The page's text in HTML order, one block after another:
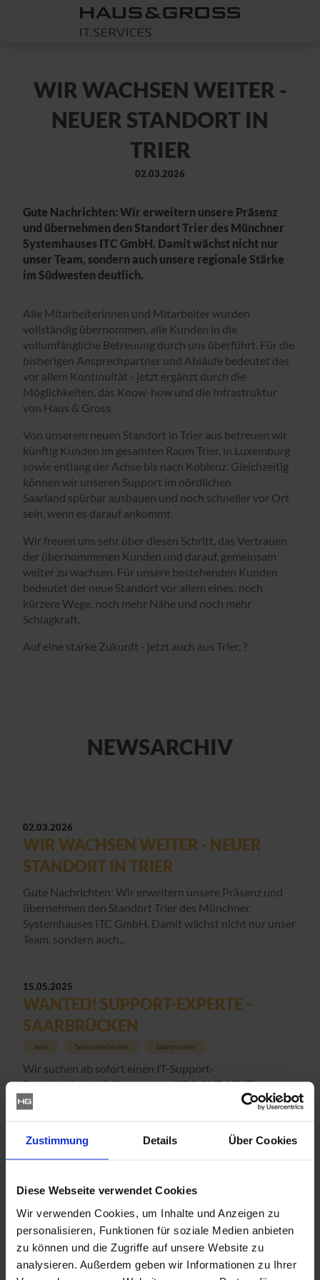
Zustimmung Details Über Cookies
Diese Webseite verwendet Cookies
Wir verwenden Cookies, um Inhalte und Anzeigen zu
personalisieren, Funktionen für soziale Medien anbieten
zu können und die Zugriffe auf unsere Website zu
analysieren. Außerdem geben wir Informationen zu Ihrer
WIR WACHSEN WEITER -
NEUER STANDORT IN
TRIER
02.03.2026
Gute Nachrichten: Wir erweitern unsere Präsenz
und übernehmen den Standort Trier des Münchner
Systemhauses ITC GmbH. Damit wächst nicht nur
unser Team, sondern auch unsere regionale Stärke
im Südwesten deutlich.
Alle Mitarbeiterinnen und Mitarbeiter wurden
vollständig übernommen, alle Kunden in die
vollumfängliche Betreuung durch uns überführt. Für die
bisherigen Ansprechpartner und Abläufe bedeutet das
vor allem Kontinuität - jetzt ergänzt durch die
Möglichkeiten, das Know-how und die Infrastruktur
von Haus & Gross.
Von unserem neuen Standort in Trier aus betreuen wir
künftig Kunden im gesamten Raum Trier, in Luxemburg
sowie entlang der Achse bis nach Koblenz. Gleichzeitig
können wir unseren Support im nördlichen
Saarland spürbar ausbauen und noch schneller vor Ort
sein, wenn es darauf ankommt.
Wir freuen uns sehr über diesen Schritt, das Vertrauen
der übernommenen Kunden und darauf, gemeinsam
weiter zu wachsen. Für unsere bestehenden Kunden
bedeutet der neue Standort vor allem eines: noch
kürzere Wege, noch mehr Nähe und noch mehr
Schlagkraft.
Auf eine starke Zukunft - jetzt auch aus Trier. ?
NEWSARCHIV
02.03.2026
WIR WACHSEN WEITER - NEUER
STANDORT IN TRIER
Gute Nachrichten: Wir erweitern unsere Präsenz und
übernehmen den Standort Trier des Münchner
Systemhauses ITC GmbH. Damit wächst nicht nur unser
Team, sondern auch...
15.05.2025
WANTED! SUPPORT-EXPERTE -
SAARBRÜCKEN
Jobs Servicetechniker Saarbrücken
Wir suchen ab sofort einen IT-Support-
Experten (m/w/d) für unseren 1ST & 2ND LEVEL
Support am Standort Saarbrücken.
14.03.2025
HAUS & GROSS SETZT AUF
PROXMOX
Die IT-Welt ist ständig in Bewegung – und wir bei Haus
& Gross it.services passen uns nicht nur an, sondern
gehen den nächsten Schritt: Wir setzen künftig auf
Proxmox...